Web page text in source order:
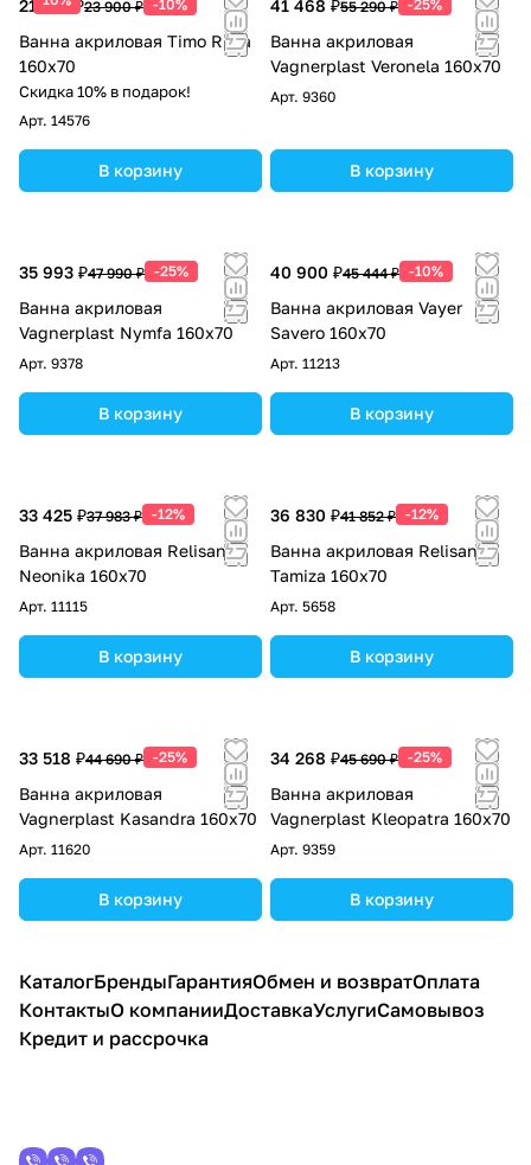
21 510 ₽23 900 ₽ -10%
Ванна акриловая Timo Ritta
160x70
Скидка 10% в подарок!
Арт. 14576
В корзину
41 468 ₽55 290 ₽ -25%
Ванна акриловая
Vagnerplast Veronela 160х70
Арт. 9360
В корзину
35 993 ₽47 990 ₽ -25%
Ванна акриловая
Vagnerplast Nymfa 160x70
Арт. 9378
В корзину
40 900 ₽45 444 ₽ -10%
Ванна акриловая Vayer
Savero 160x70
Арт. 11213
В корзину
33 425 ₽37 983 ₽ -12%
Ванна акриловая Relisan
Neonika 160х70
Арт. 11115
В корзину
36 830 ₽41 852 ₽ -12%
Ванна акриловая Relisan
Tamiza 160х70
Арт. 5658
В корзину
33 518 ₽44 690 ₽ -25%
Ванна акриловая
Vagnerplast Kasandra 160x70
Арт. 11620
В корзину
34 268 ₽45 690 ₽ -25%
Ванна акриловая
Vagnerplast Kleopatra 160х70
Арт. 9359
В корзину
КаталогБрендыГарантияОбмен и возвратОплата
КонтактыО компанииДоставкаУслугиСамовывоз
Кредит и рассрочка